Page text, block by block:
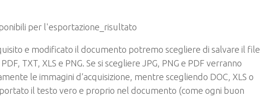
e modificato il documento potremo scegliere di salvare il file
TXT, XLS e PNG. Se si scegliere JPG, PNG e PDF verranno
le immagini d’acquisizione, mentre scegliendo DOC, XLS o
il testo vero e proprio nel documento (come ogni buon